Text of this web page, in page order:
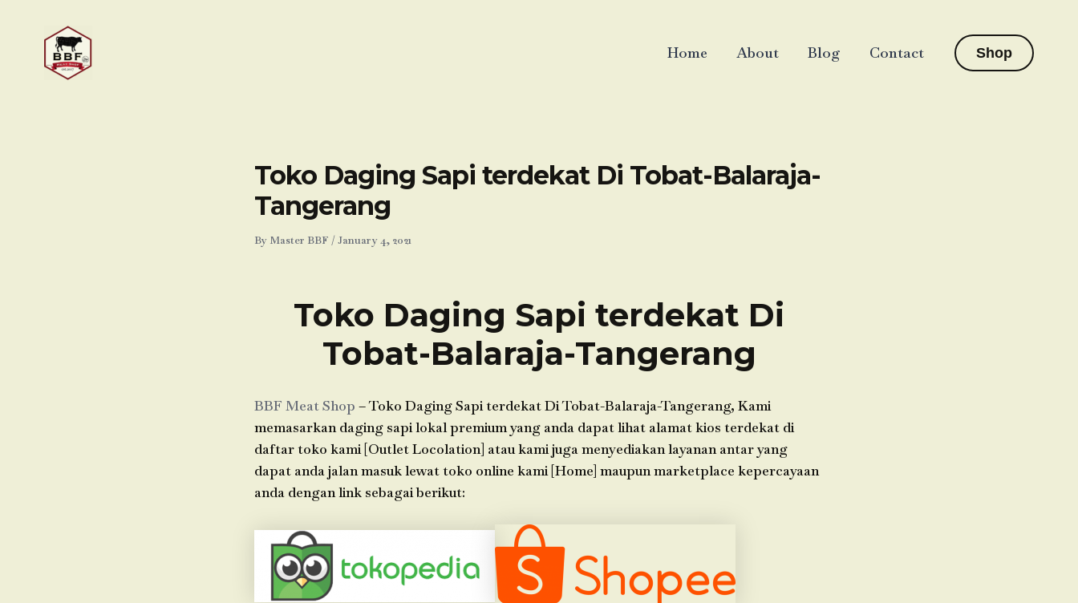
Home About Blog Contact Shop
Toko Daging Sapi terdekat Di Tobat-Balaraja-
Tangerang
By Master BBF /January 4, 2021
Toko Daging Sapi terdekat Di
Tobat-Balaraja-Tangerang
BBF Meat Shop – Toko Daging Sapi terdekat Di Tobat-Balaraja-Tangerang, Kami
memasarkan daging sapi lokal premium yang anda dapat lihat alamat kios terdekat di
daftar toko kami [Outlet Locolation] atau kami juga menyediakan layanan antar yang
dapat anda jalan masuk lewat toko online kami [Home] maupun marketplace kepercayaan
anda dengan link sebagai berikut: